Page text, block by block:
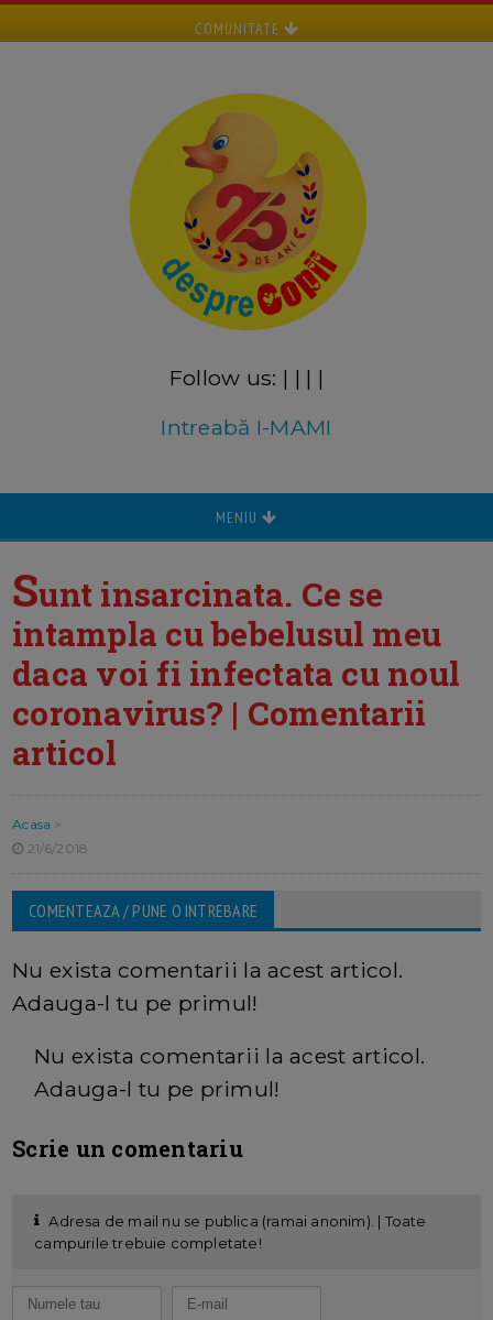
COMUNITATE
Follow us: | | | |
Intreabă I-MAMI
MENIU
Sunt insarcinata. Ce se
intampla cu bebelusul meu
daca voi fi infectata cu noul
coronavirus? | Comentarii
articol
Acasa >
21/6/2018
COMENTEAZA / PUNE O INTREBARE
Nu exista comentarii la acest articol.
Adauga-l tu pe primul!
Nu exista comentarii la acest articol.
Adauga-l tu pe primul!
Scrie un comentariu
Adresa de mail nu se publica (ramai anonim). | Toate
campurile trebuie completate!